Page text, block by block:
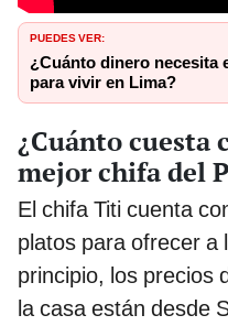
PUEDES VER:
¿Cuánto dinero necesita
para vivir en Lima?
¿Cuánto cuesta
mejor chifa del
El chifa Titi cuenta
platos para ofrecer a
principio, los precios
la casa están desde